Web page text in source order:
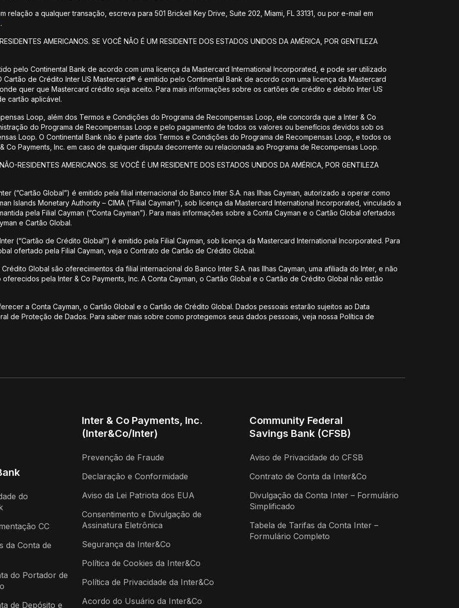
a qualquer transação, escreva para 501 Brickell Key Drive, Suite 202, Miami, FL 33131, ou por e-mail em
.
AMERICANOS. SE VOCÊ NÃO É UM RESIDENTE DOS ESTADOS UNIDOS DA AMÉRICA, POR GENTILEZA
pelo Continental Bank de acordo com uma licença da Mastercard International Incorporated, e pode ser utilizado
de Crédito Inter US Mastercard® é emitido pelo Continental Bank de acordo com uma licença da Mastercard
quer que Mastercard crédito seja aceito. Para mais informações sobre os cartões de crédito e débito Inter US
cartão aplicável.
Loop, além dos Termos e Condições do Programa de Recompensas Loop, ele concorda que a Inter & Co
do Programa de Recompensas Loop e pelo pagamento de todos os valores ou benefícios devidos sob os
Loop. O Continental Bank não é parte dos Termos e Condições do Programa de Recompensas Loop, e todos os
Co Payments, Inc. em caso de qualquer disputa decorrente ou relacionada ao Programa de Recompensas Loop.
RESIDENTES AMERICANOS. SE VOCÊ É UM RESIDENTE DOS ESTADOS UNIDOS DA AMÉRICA, POR GENTILEZA
(“Cartão Global”) é emitido pela filial internacional do Banco Inter S.A. nas Ilhas Cayman, autorizado a operar como
Islands Monetary Authority – CIMA (“Filial Cayman”), sob licença da Mastercard International Incorporated, vinculado a
pela Filial Cayman (“Conta Cayman”). Para mais informações sobre a Conta Cayman e o Cartão Global ofertados
e Cartão Global.
(“Cartão de Crédito Global”) é emitido pela Filial Cayman, sob licença da Mastercard International Incorporated. Para
ofertado pela Filial Cayman, veja o Contrato de Cartão de Crédito Global.
Global são oferecimentos da filial internacional do Banco Inter S.A. nas Ilhas Cayman, uma afiliada do Inter, e não
pela Inter & Co Payments, Inc. A Conta Cayman, o Cartão Global e o Cartão de Crédito Global não estão
a Conta Cayman, o Cartão Global e o Cartão de Crédito Global. Dados pessoais estarão sujeitos ao Data
de Proteção de Dados. Para saber mais sobre como protegemos seus dados pessoais, veja nossa Política de
do
CC
da Conta de
do Portador de
de Depósito e
Inter & Co Payments, Inc.
(Inter&Co/Inter)
Prevenção de Fraude
Declaração e Conformidade
Aviso da Lei Patriota dos EUA
Consentimento e Divulgação de
Assinatura Eletrônica
Segurança da Inter&Co
Política de Cookies da Inter&Co
Política de Privacidade da Inter&Co
Acordo do Usuário da Inter&Co
Community Federal
Savings Bank (CFSB)
Aviso de Privacidade do CFSB
Contrato de Conta da Inter&Co
Divulgação da Conta Inter – Formulário
Simplificado
Tabela de Tarifas da Conta Inter –
Formulário Completo